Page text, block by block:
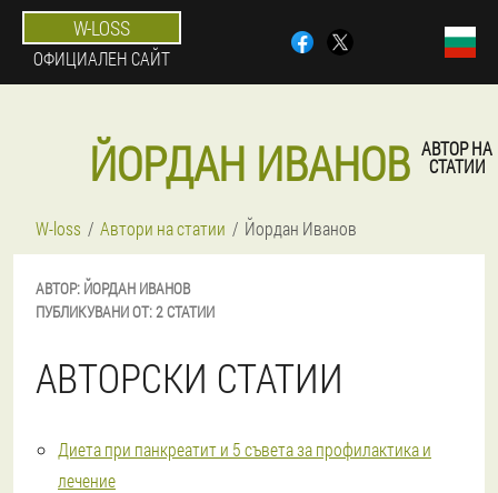
W-LOSS
ОФИЦИАЛЕН САЙТ
ЙОРДАН ИВАНОВ АВТОР НА
СТАТИИ
W-loss Автори на статии Йордан Иванов
АВТОР: ЙОРДАН ИВАНОВ
ПУБЛИКУВАНИ ОТ:2 СТАТИИ
АВТОРСКИ СТАТИИ
Диета при панкреатит и 5 съвета за профилактика и
лечение